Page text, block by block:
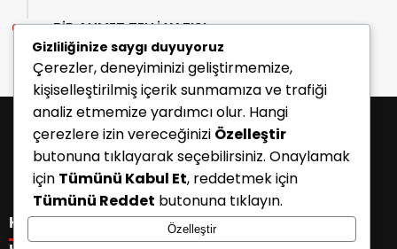
BİR AHMET TELLİ YAZISI
07:30
KATEGORİLER
Gizliliğinize saygı duyuyoruz
Çerezler, deneyiminizi geliştirmemize,
kişiselleştirilmiş içerik sunmamıza ve trafiği
analiz etmemize yardımcı olur. Hangi
çerezlere izin vereceğinizi Özelleştir
butonuna tıklayarak seçebilirsiniz. Onaylamak
için Tümünü Kabul Et, reddetmek için
Tümünü Reddet butonuna tıklayın.
Özelleştir